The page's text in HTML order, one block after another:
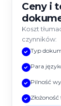
Ceny i
Koszt
czynników:
Typ
Para
Pilność